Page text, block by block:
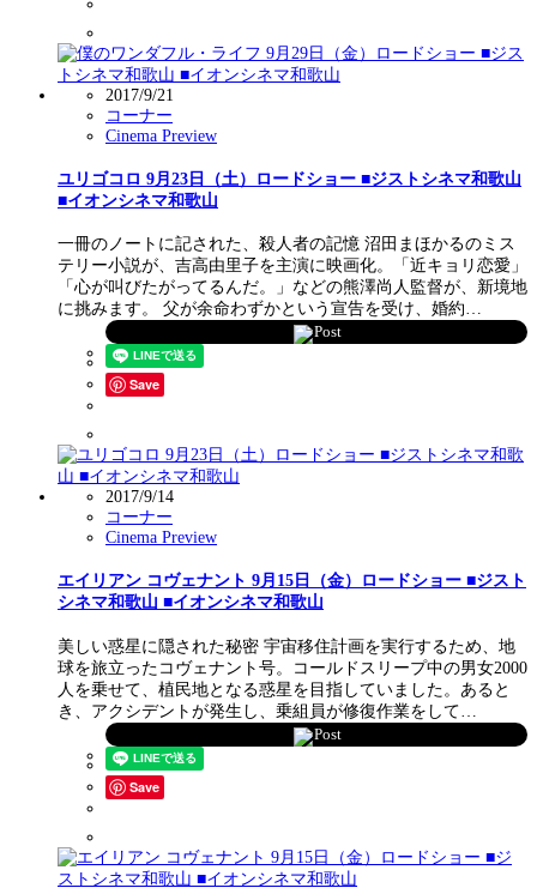
2017/9/21
コーナー
Cinema Preview
ユリゴコロ 9月23日（土）ロードショー ■ジストシネマ和歌山
■イオンシネマ和歌山
一冊のノートに記された、殺人者の記憶 沼田まほかるのミス
テリー小説が、吉高由里子を主演に映画化。「近キョリ恋愛」
「心が叫びたがってるんだ。」などの熊澤尚人監督が、新境地
に挑みます。 父が余命わずかという宣告を受け、婚約…
Post
Save
2017/9/14
コーナー
Cinema Preview
エイリアン コヴェナント 9月15日（金）ロードショー ■ジスト
シネマ和歌山 ■イオンシネマ和歌山
美しい惑星に隠された秘密 宇宙移住計画を実行するため、地
球を旅立ったコヴェナント号。コールドスリープ中の男女2000
人を乗せて、植民地となる惑星を目指していました。あると
き、アクシデントが発生し、乗組員が修復作業をして…
Post
Save